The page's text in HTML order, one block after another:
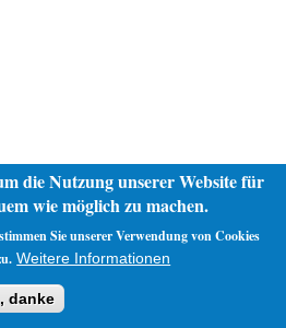
die Nutzung unserer Website für
wie möglich zu machen.
Sie unserer Verwendung von Cookies
Weitere Informationen
danke